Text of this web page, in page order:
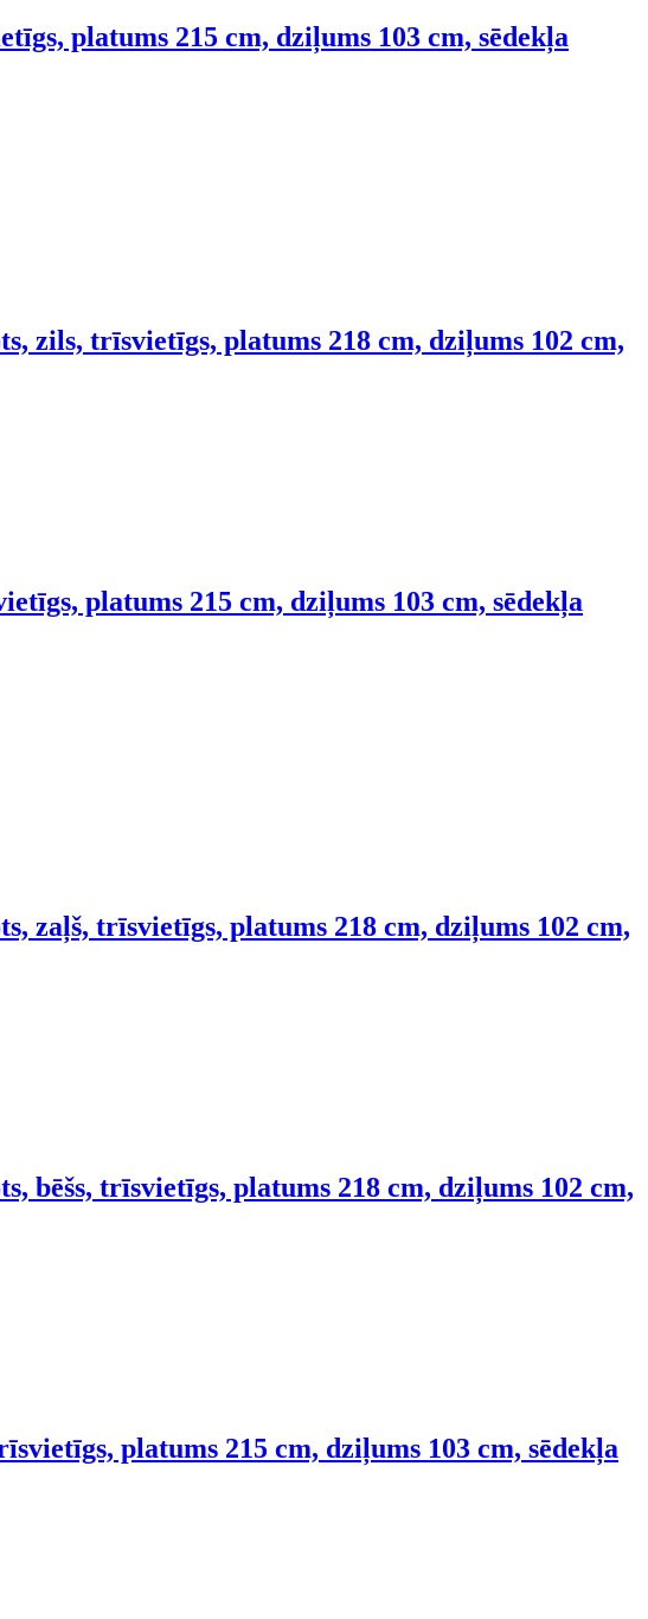
platums 215 cm, dziļums 103 cm, sēdekļa
zils, trīsvietīgs, platums 218 cm, dziļums 102 cm,
platums 215 cm, dziļums 103 cm, sēdekļa
zaļš, trīsvietīgs, platums 218 cm, dziļums 102 cm,
bēšs, trīsvietīgs, platums 218 cm, dziļums 102 cm,
platums 215 cm, dziļums 103 cm, sēdekļa